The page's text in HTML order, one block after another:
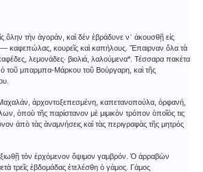
ὅλην τὴν ἀγοράν, καὶ δὲν ἐβράδυνε ν᾿ ἀκουσθῇ εἰς
― καφεπώλας, κουρεῖς καὶ καπήλους. Ἔπαιρναν ὅλα τὰ
λεμονάδες· βιολιά, λαλούμενα*. Τέσσαρα πακέτα
τοῦ μπαρμπα-Μάρκου τοῦ Βούργαρη, καὶ τῆς
ἀρχοντοξεπεσμένη, καπετανοπούλα, ὀρφανή,
ὁποὺ τῆς παρίστανον μὲ μιμικὸν τρόπον ὁποῖός τις
ἀπὸ τὰς ἀναμνήσεις καὶ τὰς περιγραφὰς τῆς μητρός
τὸν ἐρχόμενον ὄψιμον γαμβρόν. Ὁ ἀρραβὼν
τρεῖς ἑβδομάδας ἐτελέσθη ὁ γάμος. Γάμος